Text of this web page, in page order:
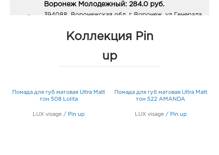
Воронеж Молодежный: 284.0 руб.
394088, Воронежская обл, г Воронеж, ул Генерала
График работы:9:00 - 20:00
График работы:10:00 - 21:00
Коллекция Pin
up
Помада для губ матовая Ultra Matt
тон 508 Lolita
LUX visage / Pin up
Помада для губ матовая Ultra Matt
тон 522 AMANDA
LUX visage / Pin up